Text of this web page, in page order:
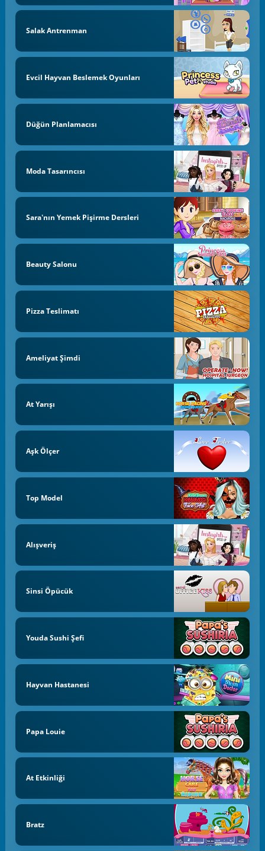
Salak Antrenman
Evcil Hayvan Beslemek Oyunları
Düğün Planlamacısı
Moda Tasarıncısı
Sara'nın Yemek Pişirme Dersleri
Beauty Salonu
Pizza Teslimatı
Ameliyat Şimdi
At Yarışı
Aşk Ölçer
Top Model
Alışveriş
Sinsi Öpücük
Youda Sushi Şefi
Hayvan Hastanesi
Papa Louie
At Etkinliği
Bratz